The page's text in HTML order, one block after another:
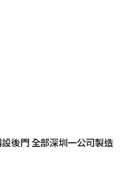
後門 全部深圳一公司製造